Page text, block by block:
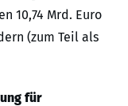
10,74 Mrd. Euro
(zum Teil als
für